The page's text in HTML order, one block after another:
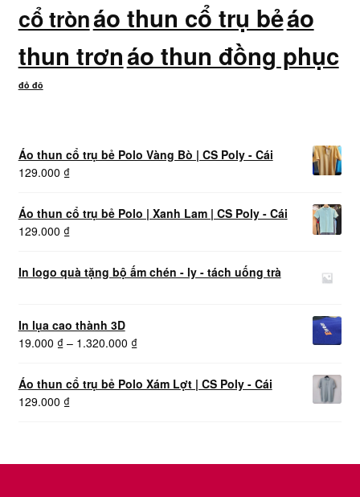
cổ trònáo thun cổ trụ bẻáo
thun trơnáo thun đồng phục
đỏ đô
Áo thun cổ trụ bẻ Polo Vàng Bò | CS Poly - Cái
129.000 ₫
Áo thun cổ trụ bẻ Polo | Xanh Lam | CS Poly - Cái
129.000 ₫
In logo quà tặng bộ ấm chén - ly - tách uống trà
In lụa cao thành 3D
19.000 ₫ – 1.320.000 ₫Khoảng
từ
19.000 ₫
Áo thun cổ trụ bẻ Polo Xám Lợt | CS Poly - Cái
129.000 ₫